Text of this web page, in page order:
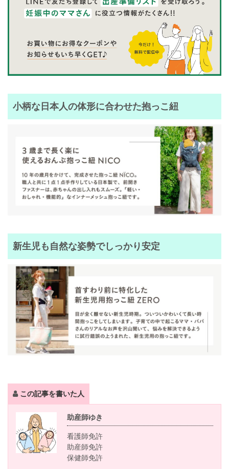
小柄な日本人の体形に合わせた抱っこ紐
新生児も自然な姿勢でしっかり安定
この記事を書いた人
助産師ゆき
看護師免許
助産師免許
保健師免許